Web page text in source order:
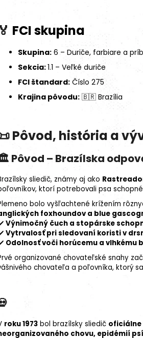
18kg (2x9kg)
FCI skupina
Skupina: 6 – Duriče, farbiare a
Sekcia:1.1 – Veľké duriče
FCI štandard: Číslo 275
Krajina pôvodu: 🇧🇷 Brazília
Pôvod, história a
Pôvod – Brazílska
sliedič, známy aj ako
ktorí potrebovali psa
bolo vyšľachtené krížením
foxhoundov a blue
Výnimočný čuch a stopárske
Vytrvalosť pri sledovaní koristi v
Odolnosť voči horúcemu a vlhkému
organizované chovateľské snahy
chovateľa a poľovníka, ktorý
roku 1973 bol brazílsky sliedič oficiálne
chovu, epidémií